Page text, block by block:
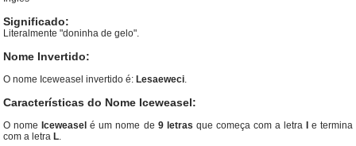
Significado:
Literalmente "doninha de gelo".
Nome Invertido:
O nome Iceweasel invertido é: Lesaeweci.
Características do Nome Iceweasel:
O nome Iceweasel é um nome de 9 letras que começa com a letra
e termina
com a letra L.